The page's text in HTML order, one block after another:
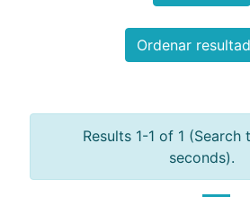
Ordenar
Results 1-1 of 1 (Search
seconds).